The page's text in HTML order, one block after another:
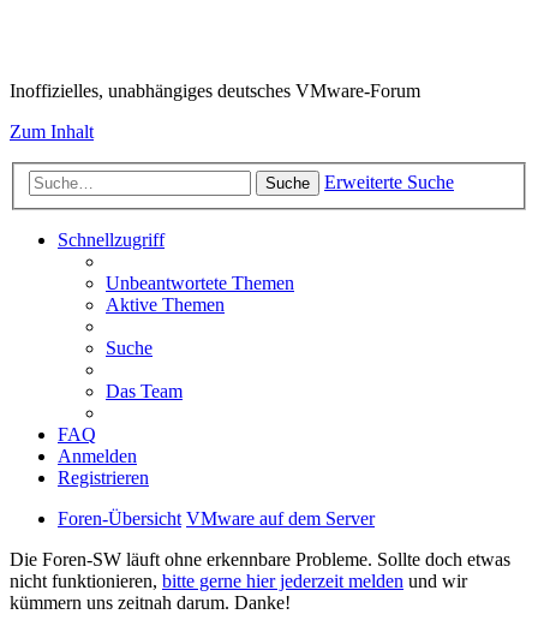
Inoffizielles, unabhängiges deutsches VMware-Forum
Zum Inhalt
Suche Erweiterte Suche
Schnellzugriff
Unbeantwortete Themen
Aktive Themen
Suche
Das Team
FAQ
Anmelden
Registrieren
Foren-Übersicht VMware auf dem Server
Die Foren-SW läuft ohne erkennbare Probleme. Sollte doch etwas
nicht funktionieren, bitte gerne hier jederzeit melden und wir
kümmern uns zeitnah darum. Danke!